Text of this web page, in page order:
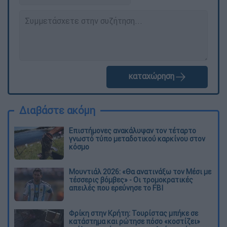
καταχώρηση
Διαβάστε ακόμη
Επιστήμονες ανακάλυψαν τον τέταρτο
γνωστό τύπο μεταδοτικού καρκίνου στον
κόσμο
Μουντιάλ 2026: «Θα ανατινάξω τον Μέσι με
τέσσερις βόμβες» - Οι τρομοκρατικές
απειλές που ερεύνησε το FBI
Φρίκη στην Κρήτη: Τουρίστας μπήκε σε
κατάστημα και ρώτησε πόσο «κοστίζει»